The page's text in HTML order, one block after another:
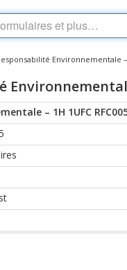
Environnementale –
– 1H 1UFC